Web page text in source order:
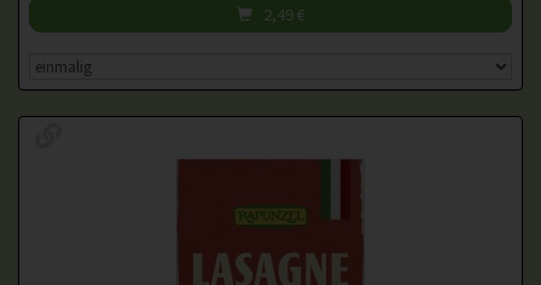
2,49€